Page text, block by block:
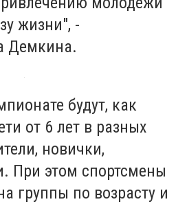
жизни", -
Демкина.
будут, как
от 6 лет в разных
новички,
При этом спортсмены
группы по возрасту и